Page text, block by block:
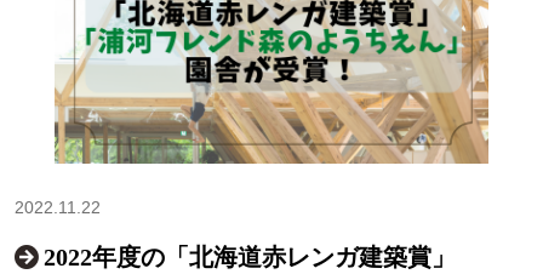
2022.11.22
2022年度の「北海道赤レンガ建築賞」